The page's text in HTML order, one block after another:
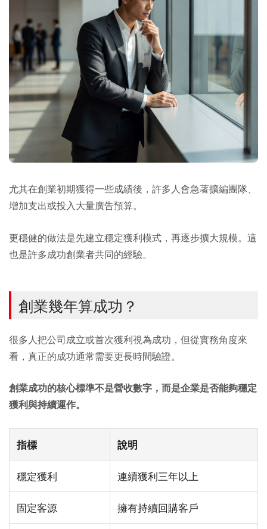
尤其在創業初期獲得一些成績後，許多人會急著擴編團隊、
增加支出或投入大量廣告預算。
更穩健的做法是先建立穩定獲利模式，再逐步擴大規模。這
也是許多成功創業者共同的經驗。
創業幾年算成功？
很多人把公司成立或首次獲利視為成功，但從實務角度來
看，真正的成功通常需要更長時間驗證。
創業成功的核心標準不是營收數字，而是企業是否能夠穩定
獲利與持續運作。
指標 說明
穩定獲利 連續獲利三年以上
固定客源 擁有持續回購客戶